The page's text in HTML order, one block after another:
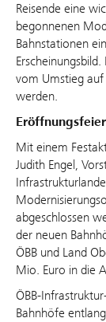
Reisende eine
begonnenen
Bahnstationen
vom Umstieg
werden.
Mit einem
Judith Engel,
abgeschlossen
der neuen
ÖBB und Land
Mio. Euro in die
ÖBB-
Bahnhöfe